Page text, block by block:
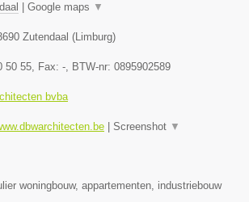
Google maps ▼
Zutendaal (Limburg)
50 55, Fax: -, BTW-nr: 0895902589
bvba
Screenshot ▼
woningbouw, appartementen, industriebouw